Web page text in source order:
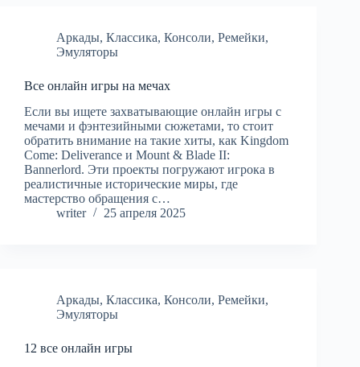
Аркады, Классика, Консоли, Ремейки,
Эмуляторы
Все онлайн игры на мечах
Если вы ищете захватывающие онлайн игры с
мечами и фэнтезийными сюжетами, то стоит
обратить внимание на такие хиты, как Kingdom
Come: Deliverance и Mount & Blade II:
Bannerlord. Эти проекты погружают игрока в
реалистичные исторические миры, где
мастерство обращения с…
writer
25 апреля 2025
Аркады, Классика, Консоли, Ремейки,
Эмуляторы
12 все онлайн игры